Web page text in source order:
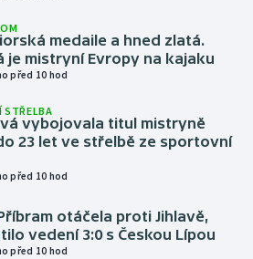
medaile a hned zlatá.
je mistryní Evropy na kajaku
před 10 hod
STŘELBA
vybojovala titul mistryně
23 let ve střelbě ze sportovní
před 10 hod
otáčela proti Jihlavě,
vedení 3:0 s Českou Lípou
před 10 hod